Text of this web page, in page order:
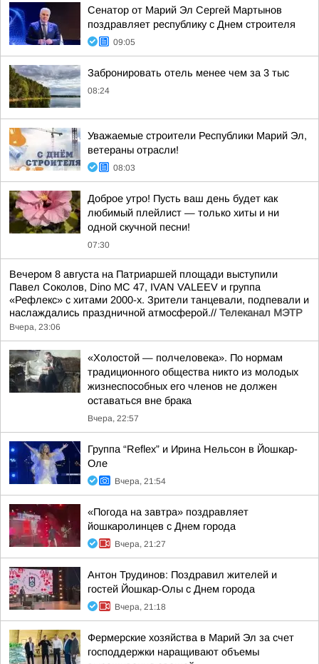
Сенатор от Марий Эл Сергей Мартынов
поздравляет республику с Днем строителя
09:05
Забронировать отель менее чем за 3 тыс
08:24
Уважаемые строители Республики Марий Эл,
ветераны отрасли!
08:03
Доброе утро! Пусть ваш день будет как
любимый плейлист — только хиты и ни
одной скучной песни!
07:30
Вечером 8 августа на Патриаршей площади выступили
Павел Соколов, Dino MC 47, IVAN VALEEV и группа
«Рефлекс» с хитами 2000-х. Зрители танцевали, подпевали и
наслаждались праздничной атмосферой.// Телеканал МЭТР
Вчера, 23:06
«Холостой — полчеловека». По нормам
традиционного общества никто из молодых
жизнеспособных его членов не должен
оставаться вне брака
Вчера, 22:57
Группа “Reflex” и Ирина Нельсон в Йошкар-
Оле
Вчера, 21:54
«Погода на завтра» поздравляет
йошкаролинцев с Днем города
Вчера, 21:27
Антон Трудинов: Поздравил жителей и
гостей Йошкар-Олы с Днем города
Вчера, 21:18
Фермерские хозяйства в Марий Эл за счет
господдержки наращивают объемы